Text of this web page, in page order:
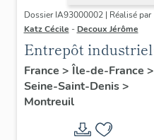
Dossier IA93000002 | Réalisé par
Katz Cécile - Decoux Jérôme
Entrepôt industriel
Limitri Hugon, puis
Hugon frères,
actuellement hôtel
industriel
France > Île-de-France >
Seine-Saint-Denis>
Montreuil